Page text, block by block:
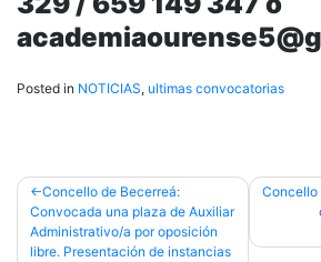
Posted in NOTICIAS, ultimas convocatorias
Post
navigation
Concello de Becerreá:
Convocada una plaza de Auxiliar
Administrativo/a por oposición
libre. Presentación de instancias
Concello